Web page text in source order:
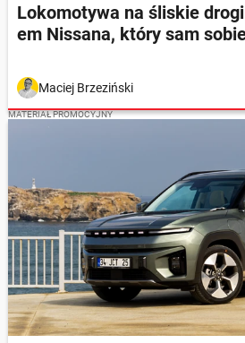
Lokomotywa na śliskie
em Nissana, który sam
Maciej Brzeziński
MATERIAŁ PROMOCYJNY